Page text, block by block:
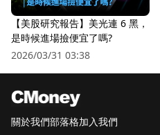
【美股研究報告】美光連 6 黑，
是時候進場撿便宜了嗎?
2026/03/31 03:38
關於我們部落格加入我們